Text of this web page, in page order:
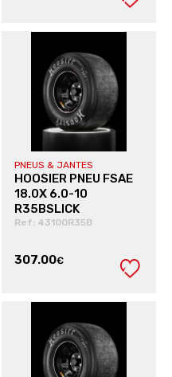
PNEUS & JANTES
HOOSIER PNEU FSAE
18.0X 6.0-10
R35BSLICK
Ref: 43100R35B
307.00€